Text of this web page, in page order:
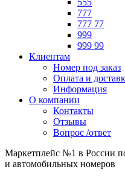
555
777
777 77
999
999 99
Клиентам
Номер под заказ
Оплата и
Информация
О компании
Контакты
Отзывы
Вопрос /ответ
Маркетплейс №1 в России
и автомобильных номеров